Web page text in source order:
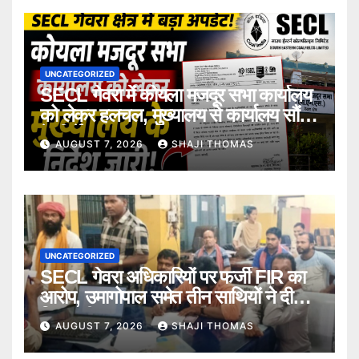
UNCATEGORIZED
SECL गेवरा में कोयला मजदूर सभा कार्यालय
को लेकर हलचल, मुख्यालय से कार्यालय सौंपने
के निर्देश।
AUGUST 7, 2026 SHAJI THOMAS
UNCATEGORIZED
SECL गेवरा अधिकारियों पर फर्जी FIR का
आरोप, उमागोपाल समेत तीन साथियों ने दी
गिरफ्तारी।
AUGUST 7, 2026 SHAJI THOMAS